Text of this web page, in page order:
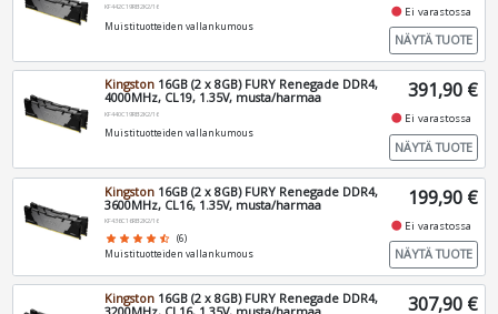
KF442C19RB2K2/16
Muistituotteiden vallankumous
fiber_manual_record Ei varastossa
NÄYTÄ TUOTE
Kingston 16GB (2 x 8GB) FURY Renegade DDR4,
4000MHz, CL19, 1.35V, musta/harmaa
KF440C19RB2K2/16
Muistituotteiden vallankumous
391,90 €
fiber_manual_record Ei varastossa
NÄYTÄ TUOTE
Kingston 16GB (2 x 8GB) FURY Renegade DDR4,
3600MHz, CL16, 1.35V, musta/harmaa
KF436C16RB2K2/16
star star star star star_half (6)
Muistituotteiden vallankumous
199,90 €
fiber_manual_record Ei varastossa
NÄYTÄ TUOTE
Kingston 16GB (2 x 8GB) FURY Renegade DDR4,
307,90 €